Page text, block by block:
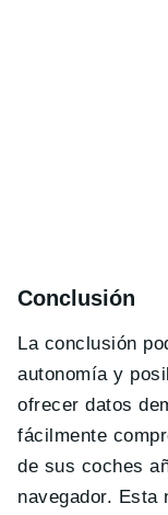
Conclusión
La conclusión
autonomía y
ofrecer datos
fácilmente
de sus coches
navegador.